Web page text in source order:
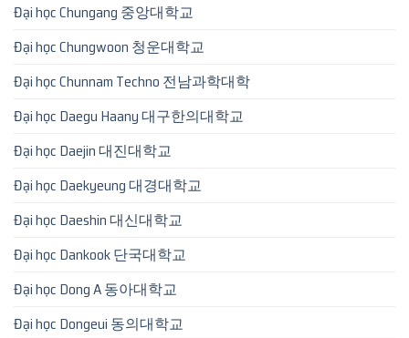
Đại học Chungang 중앙대학교
Đại học Chungwoon 청운대학교
Đại học Chunnam Techno 전남과학대학
Đại học Daegu Haany 대구한의대학교
Đại học Daejin 대진대학교
Đại học Daekyeung 대경대학교
Đại học Daeshin 대신대학교
Đại học Dankook 단국대학교
Đại học Dong A 동아대학교
Đại học Dongeui 동의대학교